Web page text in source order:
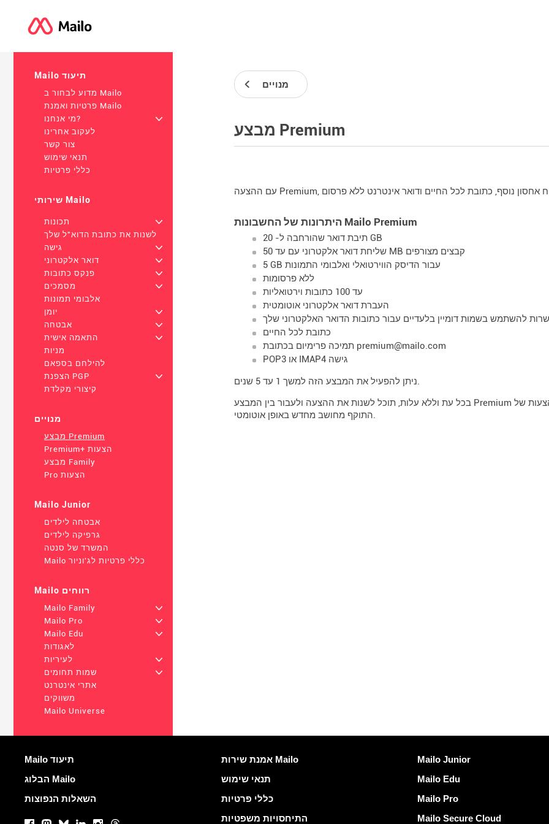
Mailo תיעוד
מדוע לבחור ב Mailo
פרטיות ואמנת Mailo
מי אנחנו?
+
לעקוב אחרינו
צור קשר
תנאי שימוש
כללי פרטיות
שירותי Mailo
תכונות
+
לשנות את כתובת הדוא"ל שלך
גישה
+
דואר אלקטרוני
+
פנקס כתובות
+
מסמכים
+
אלבומי תמונות
יומן
+
אבטחה
+
התאמה אישית
+
מניות
להילחם בספאם
הצפנת PGP
+
קיצורי מקלדת
מנויים
מבצע Premium
Premium+ הצעות
מבצע Family
Pro הצעות
Mailo Junior
אבטחה לילדים
גרפיקה לילדים
המשרד של סנטה
Mailo כללי פרטיות לג'וניור
Mailo רווחים
Mailo Family
+
Mailo Pro
+
Mailo Edu
+
לאגודות
לעיריות
+
שמות תחומים
+
אתרי אינטרנט
משווקים
Mailo Universe
מנויים
מבצע Premium
היתרונות של החשבונות Mailo Premium
תיבת דואר שהורחבה ל- 20 GB
שליחת דואר אלקטרוני עם עד 50 MB קבצים מצורפים
5 GB עבור הדיסק הווירטואלי ואלבומי התמונות
ללא פרסומות
עד 100 כתובות וירטואליות
העברת דואר אלקטרוני אוטומטית
להשתמש בשמות דומיין בלעדיים עבור כתובות הדואר האלקטרוני שלך
כתובת לכל החיים
תמיכה פרימיום בכתובת premium@mailo.com
POP3 או IMAP4 גישה
ניתן להפעיל את המבצע הזה למשך 1 עד 5 שנים.
בכל עת וללא עלות, תוכל לשנות את ההצעה ולעבור בין המבצע Premium לבין כל אחת מההצעות של Premium+. לאחר מכן, תאריך
התוקף מחושב מחדש באופן אוטומטי.
עוד מידעMailo תיעוד
הבלוג Mailo
השאלות הנפוצות
קישורים שימושיים
אמנת שירות Mailo
תנאי שימוש
כללי פרטיות
התיחסויות משפטיות
גלה Mailo
Mailo Junior
Mailo Edu
Mailo Pro
Mailo Secure Cloud